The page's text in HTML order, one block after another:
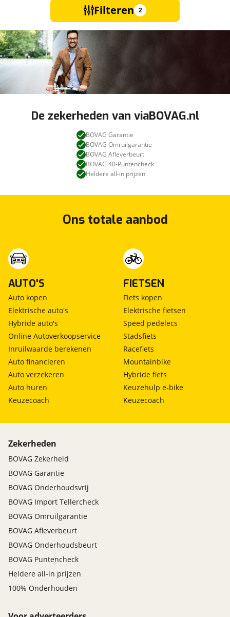
Filteren 2
De zekerheden van viaBOVAG.nl
BOVAG Garantie
BOVAG Omruilgarantie
BOVAG Afleverbeurt
BOVAG 40-Puntencheck
Heldere all-in prijzen
Ons totale aanbod
AUTO'S
Auto kopen
Elektrische auto's
Hybride auto's
Online Autoverkoopservice
Inruilwaarde berekenen
Auto financieren
Auto verzekeren
Auto huren
Keuzecoach
FIETSEN
Fiets kopen
Elektrische fietsen
Speed pedelecs
Stadsfiets
Racefiets
Mountainbike
Hybride fiets
Keuzehulp e-bike
Keuzecoach
Zekerheden
BOVAG Zekerheid
BOVAG Garantie
BOVAG Onderhoudsvrij
BOVAG Import Tellercheck
BOVAG Omruilgarantie
BOVAG Afleverbeurt
BOVAG Onderhoudsbeurt
BOVAG Puntencheck
Heldere all-in prijzen
100% Onderhouden